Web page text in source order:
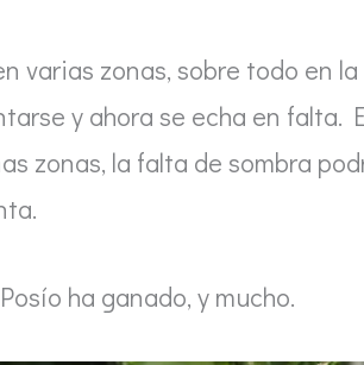
varias zonas, sobre todo en la
y ahora se echa en falta.
zonas, la falta de sombra
ha ganado, y mucho.